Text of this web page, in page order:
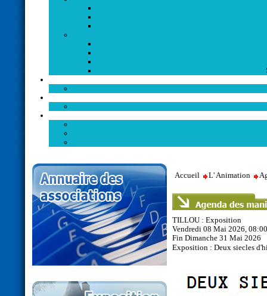
Accueil L' Animation
TILLOU : Exposition
Vendredi 08 Mai 2026, 08:00
Fin Dimanche 31 Mai 2026
Exposition : Deux siecles